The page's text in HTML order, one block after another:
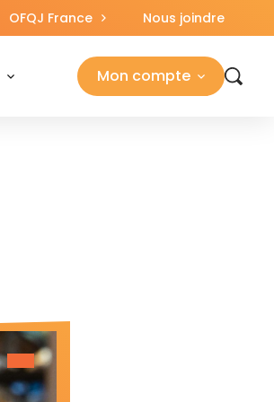
OFQJ France Nous joindre
Mon compte